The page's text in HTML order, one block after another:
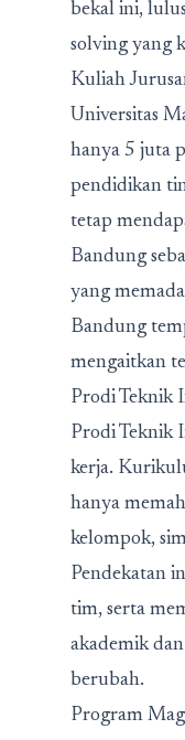
bekal ini,
solving yang
Kuliah
Universitas
hanya 5 juta
pendidikan
tetap
Bandung
yang
Bandung
mengaitkan
Prodi Teknik
Prodi Teknik
kerja.
hanya
kelompok,
Pendekatan
tim, serta
akademik
berubah.
Program